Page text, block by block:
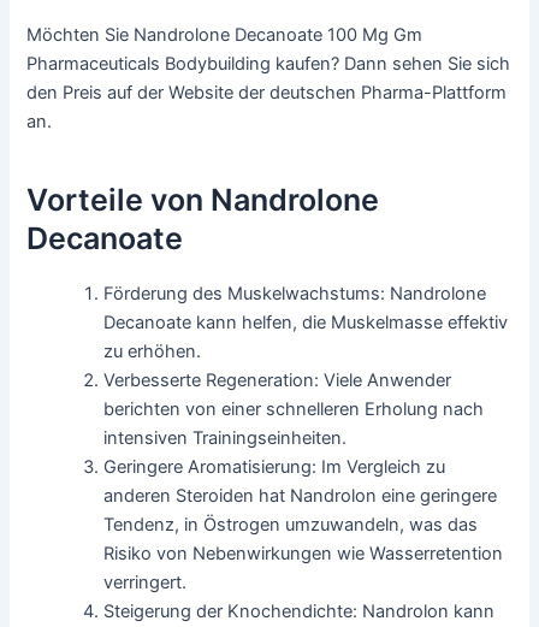
Möchten Sie Nandrolone Decanoate 100 Mg Gm
Pharmaceuticals Bodybuilding kaufen? Dann sehen Sie sich
den Preis auf der Website der deutschen Pharma-Plattform
an.
Vorteile von Nandrolone
Decanoate
Förderung des Muskelwachstums: Nandrolone
Decanoate kann helfen, die Muskelmasse effektiv
zu erhöhen.
Verbesserte Regeneration: Viele Anwender
berichten von einer schnelleren Erholung nach
intensiven Trainingseinheiten.
Geringere Aromatisierung: Im Vergleich zu
anderen Steroiden hat Nandrolon eine geringere
Tendenz, in Östrogen umzuwandeln, was das
Risiko von Nebenwirkungen wie Wasserretention
verringert.
Steigerung der Knochendichte: Nandrolon kann